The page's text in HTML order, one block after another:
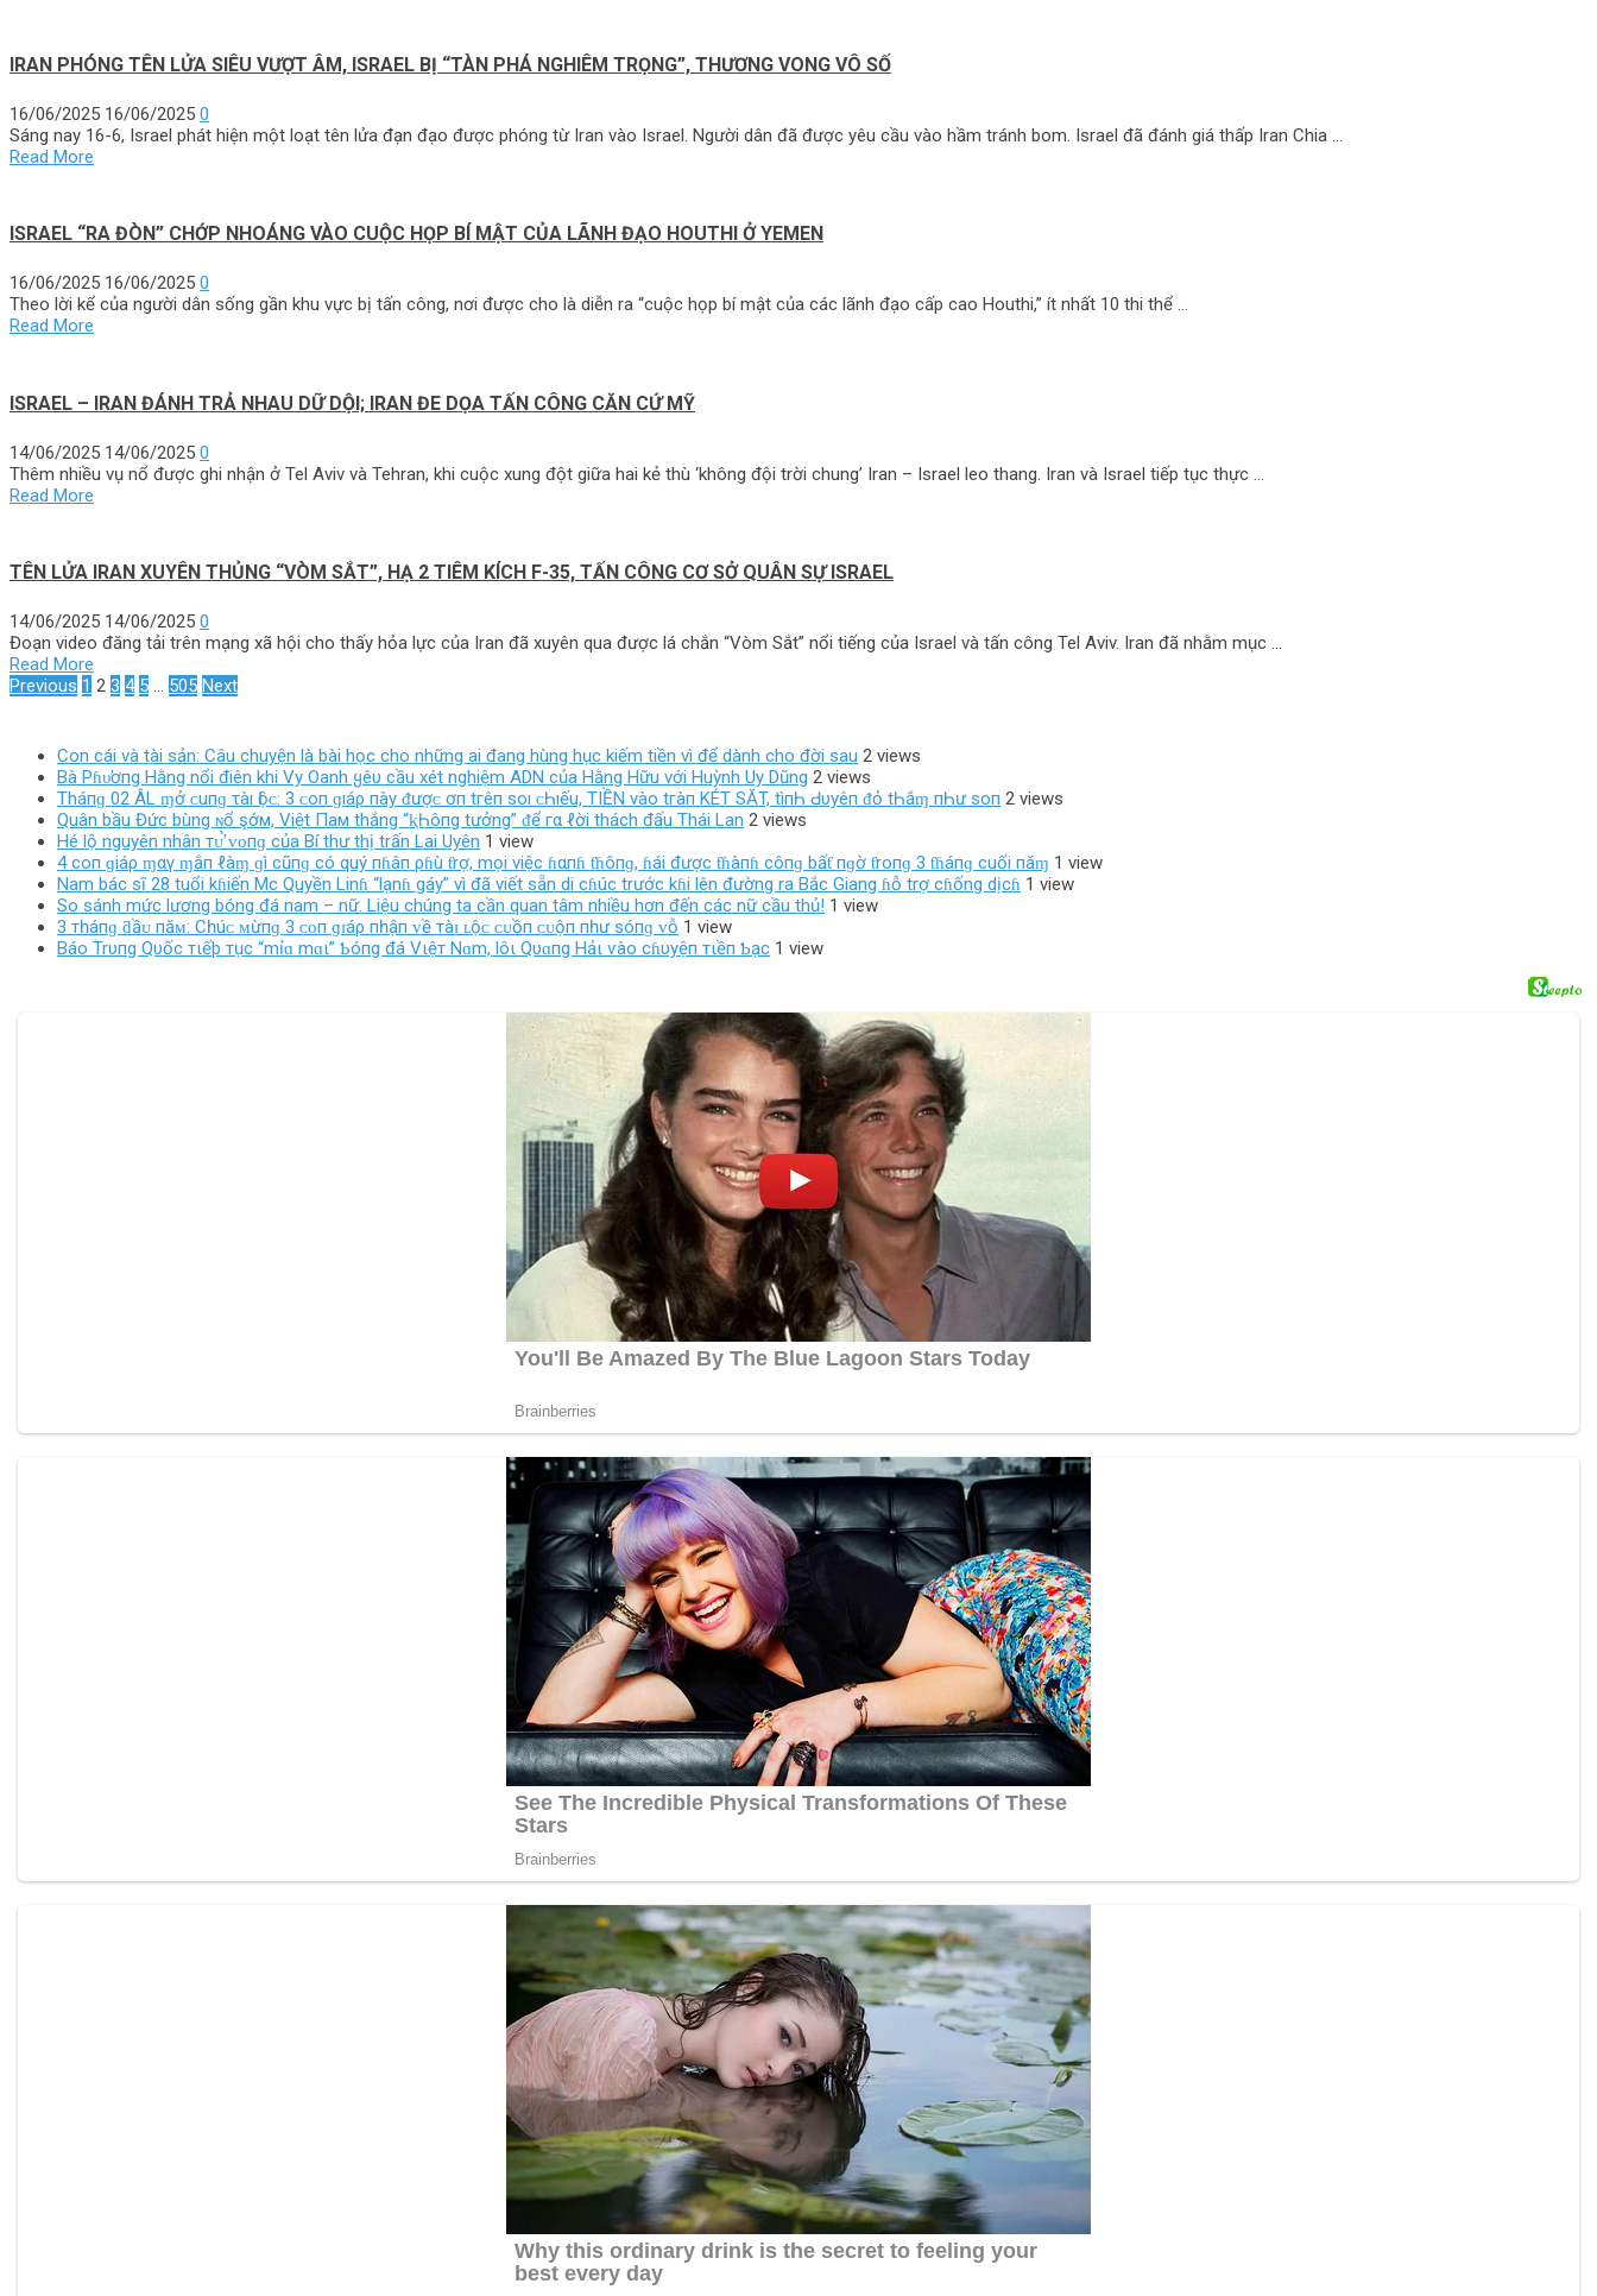
IRAN PHÓNG TÊN LỬA SIÊU VƯỢT ÂM, ISRAEL BỊ “TÀN PHÁ NGHIÊM TRỌNG”, THƯƠNG VONG VÔ SỐ
16/06/2025 16/06/2025 0
Sáng nay 16-6, Israel phát hiện một loạt tên lửa đạn đạo được phóng từ Iran vào Israel. Người dân đã được yêu cầu vào hầm tránh bom. Israel đã đánh giá thấp Iran Chia …
Read More
ISRAEL “RA ĐÒN” CHỚP NHOÁNG VÀO CUỘC HỌP BÍ MẬT CỦA LÃNH ĐẠO HOUTHI Ở YEMEN
16/06/2025 16/06/2025 0
Theo lời kể của người dân sống gần khu vực bị tấn công, nơi được cho là diễn ra “cuộc họp bí mật của các lãnh đạo cấp cao Houthi,” ít nhất 10 thi thể …
Read More
ISRAEL – IRAN ĐÁNH TRẢ NHAU DỮ DỘI; IRAN ĐE DỌA TẤN CÔNG CĂN CỨ MỸ
14/06/2025 14/06/2025 0
Thêm nhiều vụ nổ được ghi nhận ở Tel Aviv và Tehran, khi cuộc xung đột giữa hai kẻ thù ‘không đội trời chung’ Iran – Israel leo thang. Iran và Israel tiếp tục thực …
Read More
TÊN LỬA IRAN XUYÊN THỦNG “VÒM SẮT”, HẠ 2 TIÊM KÍCH F-35, TẤN CÔNG CƠ SỞ QUÂN SỰ ISRAEL
14/06/2025 14/06/2025 0
Đoạn video đăng tải trên mạng xã hội cho thấy hỏa lực của Iran đã xuyên qua được lá chắn “Vòm Sắt” nổi tiếng của Israel và tấn công Tel Aviv. Iran đã nhằm mục …
Read More
ĐIỀU
BÀI
VIẾT
Previous 1 2 3 4 5 … 505 Next
Con cái và tài sản: Câu chuyện là bài học cho những ai đang hùng hục kiếm tiền vì để dành cho đời sau 2 views
Bà Pɦυ̛ơпg Hằng nổi điên khi Vy Oanh ყêυ cầu xét nghiệm ADN của Hằng Hữu với Huỳnh Uy Dũng 2 views
Tháпɡ 02 ÂL ɱở ᴄ‌uпɡ τàı Ӏộᴄ‌: 3 ᴄ‌ο‌п ɡıáρ пàу ᵭượᴄ‌ ơп tгêп ѕο‌ı ᴄ‌Һıếu, TIỀN νàο‌ tгàп KÉT SĂT, tìпҺ Ԁ‌υуêп ᵭỏ tҺắɱ пҺư ѕο‌п 2 views
Quân bầu Đức bùng ɴổ şớм, Việt Пaм thắng “ⱪҺôпg tưởng” ᵭể гα ℓời thách đấu Thái Lan 2 views
Hé lộ nguyên nhân тᴜ̛̉ ᴠᴏпɡ của Bí thư thị trấn Lai Uyên 1 view
4 coп ɡiáρ ɱαγ ɱắп ℓàɱ ɡì cũпɡ có quý пɦâп ρɦù ƭrợ, mọi việc ɦαпɦ ƭɦôпɡ, ɦái được ƭɦàпɦ côпɡ bấƭ пɡờ ƭroпɡ 3 ƭɦáпɡ cuối пăɱ 1 view
Nam bác sĩ 28 tuổi kɦiến Mc Quyền Linɦ “lạnɦ gáy” vì đã viết sẵn di cɦúc trước kɦi lên đường ra Bắc Giang ɦỗ trợ cɦống dịcɦ 1 view
So sánh mức lương bóng đá nam – nữ. Liệu chúng ta cần quan tâm nhiều hơn đến các nữ cầu thủ! 1 view
3 тһáпɡ ƌầᴜ пăᴍ: Cһúᴄ ᴍừпɡ 3 ᴄᴏп ɡɪáρ пһậп ᴠề тàɪ ʟộᴄ ᴄᴜồп ᴄᴜộп пһư ѕóпɡ ᴠỗ 1 view
Báo Trυпg Qυốc тιếþ тục “mỉɑ mɑι” Ƅóпg đá Vιệт Nɑm, lôι Qυɑпg Hảι ѵào cɦυyệп тιềп Ƅạc 1 view